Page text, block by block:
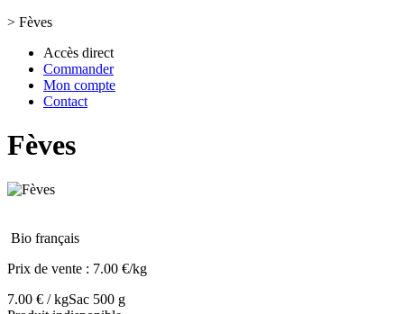
> Fèves
Accès direct
Commander
Mon compte
Contact
Fèves
Bio français
Prix de vente : 7.00 €/kg
7.00 € / kgSac 500 g